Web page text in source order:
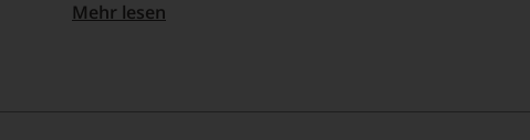
Mehr lesen